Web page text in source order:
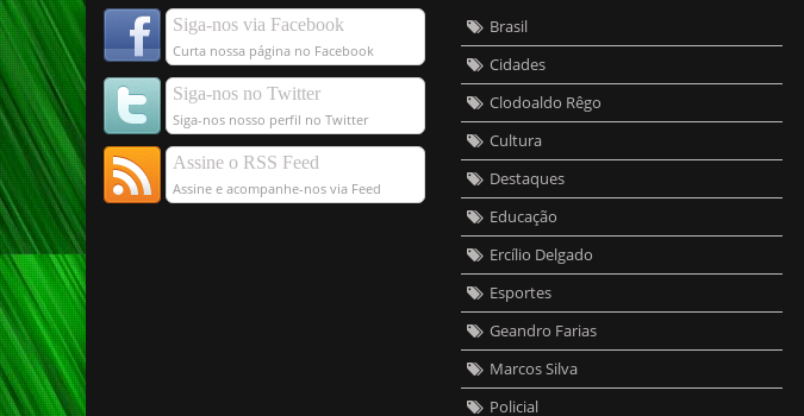
Siga-nos via Facebook
Curta nossa página no Facebook
Siga-nos no Twitter
Siga-nos nosso perfil no Twitter
Assine o RSS Feed
Assine e acompanhe-nos via Feed
Brasil
Cidades
Clodoaldo Rêgo
Cultura
Destaques
Educação
Ercílio Delgado
Esportes
Geandro Farias
Marcos Silva
Policial